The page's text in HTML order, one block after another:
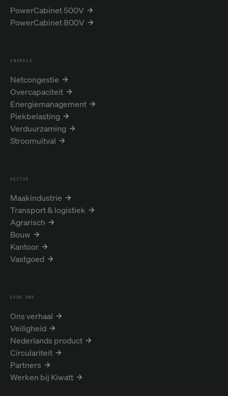
PowerCabinet 500V
PowerCabinet 800V
ENERGIE
Netcongestie
Overcapaciteit
Energiemanagement
Piekbelasting
Verduurzaming
Stroomuitval
SECTOR
Maakindustrie
Transport & logistiek
Agrarisch
Bouw
Kantoor
Vastgoed
OVER ONS
Ons verhaal
Veiligheid
Nederlands product
Circulariteit
Partners
Werken bij Kiwatt